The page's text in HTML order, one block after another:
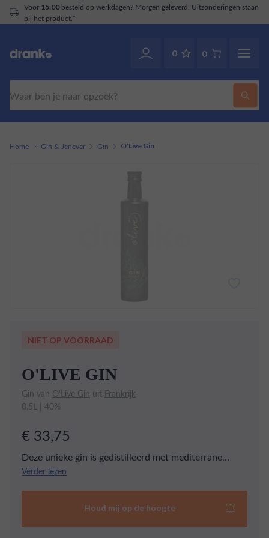
Voor15:00besteld op werkdagen? Morgen geleverd. Uitzonderingen staan
bij het product.*
0 0
Home Gin & Jenever Gin O'Live Gin
NIET OP VOORRAAD
O'LIVE GIN
Gin van O'Live Gin uit Frankrijk
0,5L | 40%
€ 33,75
Deze unieke gin is gedistilleerd met mediterrane
olijven en verse kruiden, wat resulteert in een
zijn basis van maïsjenever, een afwijking van de
traditionele graanjenever, die harmonieus samengaat
Verder lezen
Houd mij op de hoogte